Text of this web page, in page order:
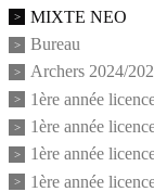
MIXTE NEO
Bureau
Archers 2024/
1ère année
1ère année
1ère année
1ère année